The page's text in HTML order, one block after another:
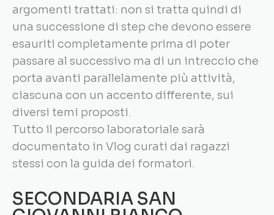
argomenti trattati: non si tratta quindi di
una successione di step che devono essere
esauriti completamente prima di poter
passare al successivo ma di un intreccio che
porta avanti parallelamente più attività,
ciascuna con un accento differente, sui
diversi temi proposti.
Tutto il percorso laboratoriale sarà
documentato in Vlog curati dai ragazzi
stessi con la guida dei formatori.
SECONDARIA SAN